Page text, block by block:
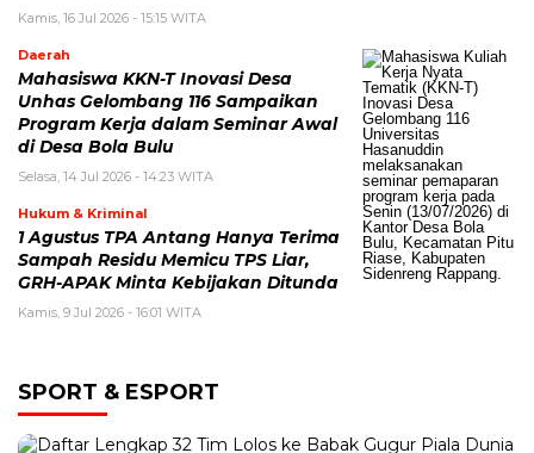
Kamis, 16 Jul 2026 - 15:15 WITA
Daerah
Mahasiswa KKN-T Inovasi Desa
Unhas Gelombang 116 Sampaikan
Program Kerja dalam Seminar Awal
di Desa Bola Bulu
Selasa, 14 Jul 2026 - 14:23 WITA
Hukum & Kriminal
1 Agustus TPA Antang Hanya Terima
Sampah Residu Memicu TPS Liar,
GRH-APAK Minta Kebijakan Ditunda
Kamis, 9 Jul 2026 - 16:01 WITA
SPORT & ESPORT